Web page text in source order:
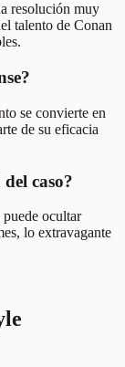
resolución muy
talento de Conan
se convierte en
de su eficacia
caso?
ocultar
lo extravagante